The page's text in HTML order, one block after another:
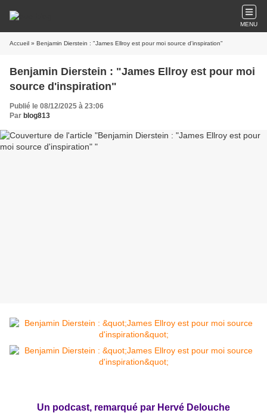
MENU
Accueil » Benjamin Dierstein : "James Ellroy est pour moi source d'inspiration"
Benjamin Dierstein : "James Ellroy est pour moi
source d'inspiration"
Publié le 08/12/2025 à 23:06
Par blog813
Un podcast, remarqué par Hervé Delouche